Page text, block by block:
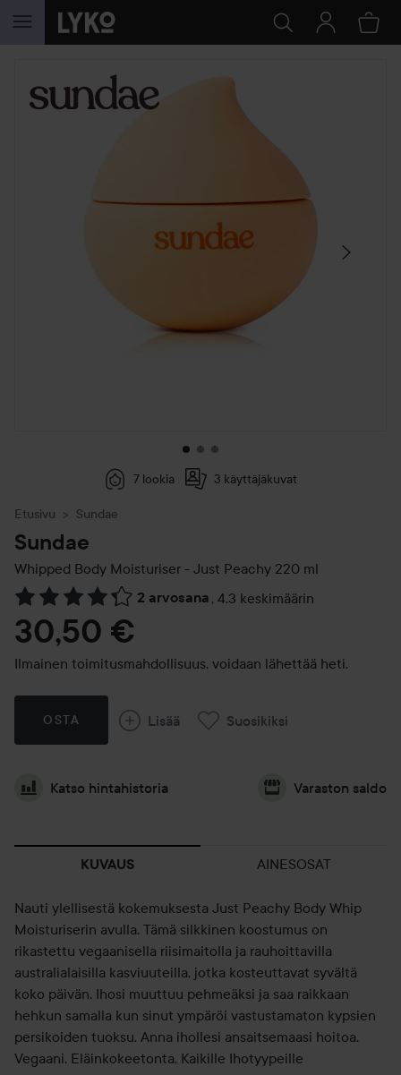
SIIRTYÄ JHK SISÄLTÖÖN
OHITA OSIO
7 lookia 3 käyttäjäkuvat
Etusivu Sundae
Sundae
Whipped Body Moisturiser - Just Peachy 220 ml
2 arvosana , 4.3 keskimäärin
Siirtyä jhk Arvosana & kommentit
30,50 €
Ilmainen toimitusmahdollisuus, voidaan lähettää heti.
OSTA Lisää Suosikiksi
Katso hintahistoria Varaston saldo
KUVAUS AINESOSAT
Nauti ylellisestä kokemuksesta Just Peachy Body Whip
Moisturiserin avulla. Tämä silkkinen koostumus on
rikastettu vegaanisella riisimaitolla ja rauhoittavilla
australialaisilla kasviuuteilla, jotka kosteuttavat syvältä
koko päivän. Ihosi muuttuu pehmeäksi ja saa raikkaan
hehkun samalla kun sinut ympäröi vastustamaton kypsien
persikoiden tuoksu. Anna ihollesi ansaitsemaasi hoitoa.
Vegaani, Eläinkokeetonta, Kaikille Ihotyypeille